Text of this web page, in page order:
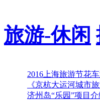
旅游-休闲
2016上海旅游节花
《京杭大运河城市
济州岛“乐园”项目介